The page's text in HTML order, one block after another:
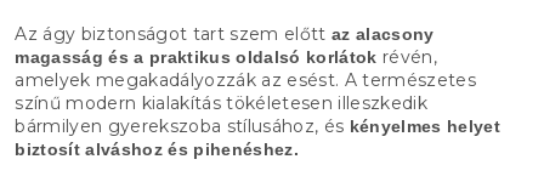
Az ágy biztonságot tart szem előtt az alacsony
magasság és a praktikus oldalsó korlátok révén,
amelyek megakadályozzák az esést. A természetes
színű modern kialakítás tökéletesen illeszkedik
bármilyen gyerekszoba stílusához, és kényelmes helyet
biztosít alváshoz és pihenéshez.